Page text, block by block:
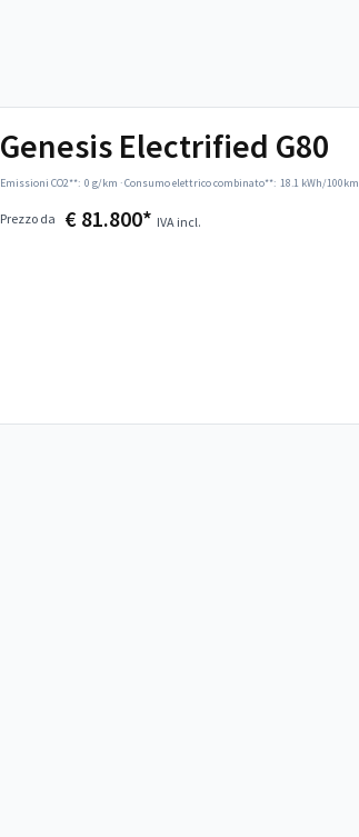
Genesis Electrified G80
Emissioni CO2**: 0 g/km ·Consumo elettrico combinato**: 18.1 kWh/100km
Prezzo da € 81.800* IVA incl.